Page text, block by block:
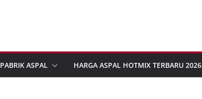
PABRIK ASPAL HARGA ASPAL HOTMIX TERBARU 2026